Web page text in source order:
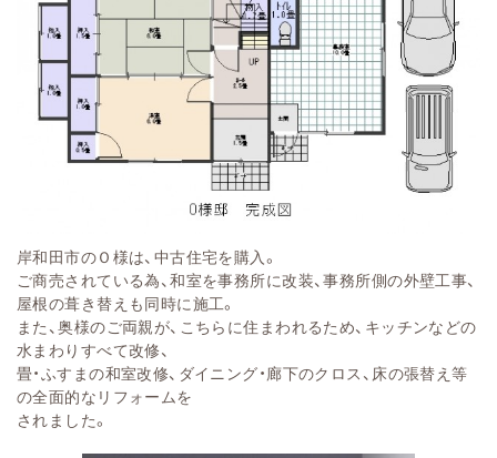
岸和田市のＯ様は、中古住宅を購入。
ご商売されている為、和室を事務所に改装、事務所側の外壁工事、
屋根の葺き替えも同時に施工。
また、奥様のご両親が、こちらに住まわれるため、キッチンなどの
水まわりすべて改修、
畳・ふすまの和室改修、ダイニング・廊下のクロス、床の張替え等
の全面的なリフォームを
されました。